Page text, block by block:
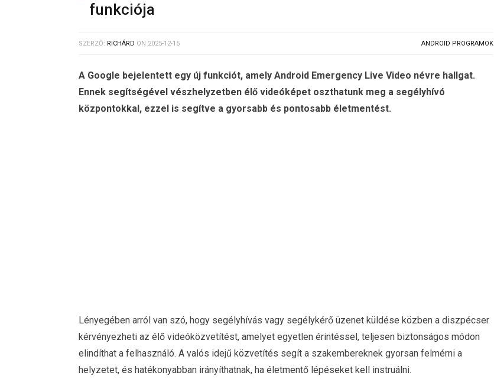
funkciója
SZERZŐ: RICHÁRD ON 2025-12-15 ANDROID PROGRAMOK
A Google bejelentett egy új funkciót, amely Android Emergency Live Video névre hallgat.
Ennek segítségével vészhelyzetben élő videóképet oszthatunk meg a segélyhívó
központokkal, ezzel is segítve a gyorsabb és pontosabb életmentést.
Lényegében arról van szó, hogy segélyhívás vagy segélykérő üzenet küldése közben a diszpécser
kérvényezheti az élő videóközvetítést, amelyet egyetlen érintéssel, teljesen biztonságos módon
elindíthat a felhasználó. A valós idejű közvetítés segít a szakembereknek gyorsan felmérni a
helyzetet, és hatékonyabban irányíthatnak, ha életmentő lépéseket kell instruálni.